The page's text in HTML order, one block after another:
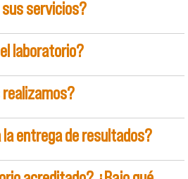
servicios?
laboratorio?
realizamos?
la entrega de resultados?